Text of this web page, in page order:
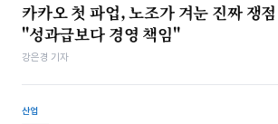
카카오 첫 파업, 노조가 겨눈 진짜 쟁점
"성과급보다 경영 책임"
강은경 기자
산업